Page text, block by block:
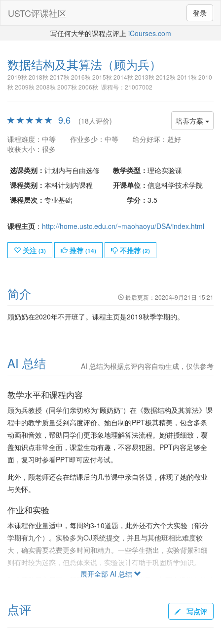
登录
USTC评课社区
写任何大学的课程点评上 iCourses.com
数据结构及其算法 （顾为兵）
2019秋 2018秋 2017秋 2016秋 2015秋 2014秋 2013秋 2012秋 2011秋 2010
秋 2009秋 2008秋 2007秋 2006秋 课程号：21007002
培养方案
9.6
(18人评价)
课程难度：中等
作业多少：中等
给分好坏：超好
收获大小：很多
选课类别： 计划内与自由选修 教学类型： 理论实验课
课程类别： 本科计划内课程 开课单位： 信息科学技术学院
课程层次： 专业基础 学分： 3.5
课程主页 ： http://home.ustc.edu.cn/~maohaoyu/DSA/index.html
关注 (3) 推荐 (14) 不推荐 (2)
简介 最后更新： 2020年9月21日 15:21
顾奶奶在2020年不开班了。课程主页是2019秋季学期的。
AI 总结 AI 总结为根据点评内容自动生成，仅供参考
教学水平和课程内容
顾为兵教授（同学们亲切称为“顾奶奶”）在《数据结构及其算法》课
程中的教学质量受到高度评价。她自制的PPT极其精美，包含多条
动画和音效，帮助同学们更形象地理解算法流程。她讲授细致，覆
盖知识点非常全面，课堂生动有趣，不容易犯困。PPT内容足够全
面，复习时参看PPT即可应付考试。
此外，顾老师还会在结课后的几节课中亲自答疑，体现了她的敬业
与关怀。
作业和实验
本课程作业量适中，每周约3-10道题，此外还有六个大实验（部分
学期有九个）。实验多为OJ系统提交，并且与其他班相比难度较
大，确实需要花费更多时间和精力。一些学生指出，实验背景和细
则有时较为迷惑，但总体来说，实验设计有助于巩固所学知识。
助教团队尽心尽责，帮助debug，给予明确指导，甚至会提供象征性
一定挑战，但也因此能带来更多的收获。
展开全部 AI 总结
点评 写点评